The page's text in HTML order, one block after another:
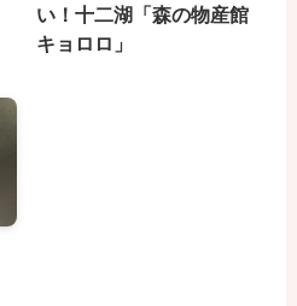
い！十二湖「森の物産館
キョロロ」